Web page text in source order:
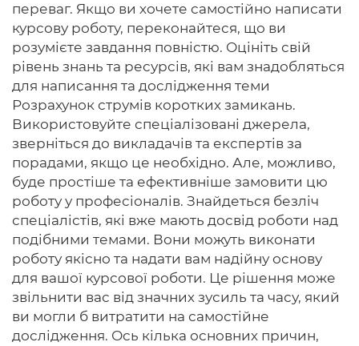
переваг. Якщо ви хочете самостійно написати
курсову роботу, переконайтеся, що ви
розумієте завдання повністю. Оцініть свій
рівень знань та ресурсів, які вам знадобляться
для написання та дослідження теми
Розрахунок струмів коротких замикань.
Використовуйте спеціалізовані джерела,
зверніться до викладачів та експертів за
порадами, якщо це необхідно. Але, можливо,
буде простіше та ефективніше замовити цю
роботу у професіоналів. Знайдеться безліч
спеціалістів, які вже мають досвід роботи над
подібними темами. Вони можуть виконати
роботу якісно та надати вам надійну основу
для вашої курсової роботи. Це рішення може
звільнити вас від значних зусиль та часу, який
ви могли б витратити на самостійне
дослідження. Ось кілька основних причин,